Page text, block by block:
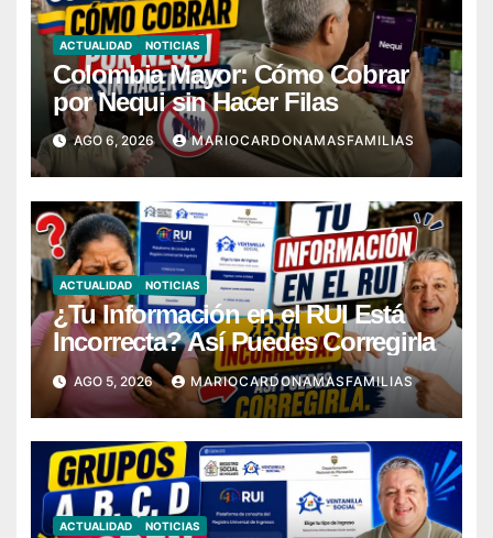
ACTUALIDAD NOTICIAS
Colombia Mayor: Cómo Cobrar
por Nequi sin Hacer Filas
AGO 6, 2026 MARIOCARDONAMASFAMILIAS
ACTUALIDAD NOTICIAS
¿Tu Información en el RUI Está
Incorrecta? Así Puedes Corregirla
AGO 5, 2026 MARIOCARDONAMASFAMILIAS
ACTUALIDAD NOTICIAS